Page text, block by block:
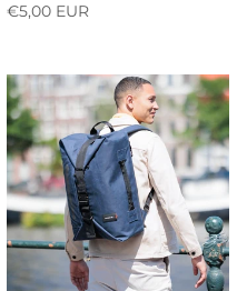
€5,00 EUR